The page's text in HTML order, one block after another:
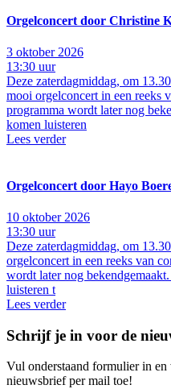
Orgelconcert door Christine
3 oktober 2026
13:30 uur
Deze zaterdagmiddag, om
mooi orgelconcert in een reeks
programma wordt later nog
komen luisteren
Lees verder
Orgelconcert door Hayo
10 oktober 2026
13:30 uur
Deze zaterdagmiddag, om
orgelconcert in een reeks van
wordt later nog
luisteren t
Lees verder
Schrijf je in voor de
Vul onderstaand formulier in
nieuwsbrief per mail toe!